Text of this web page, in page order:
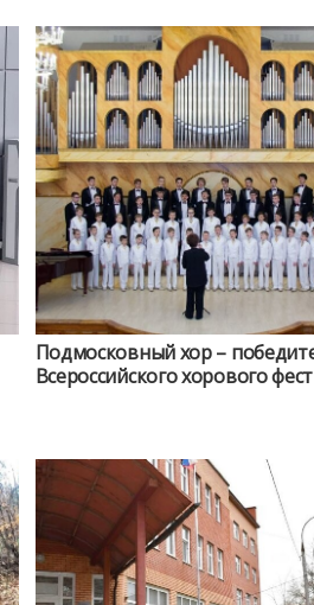
Подмосковный хор –
Всероссийского хорового